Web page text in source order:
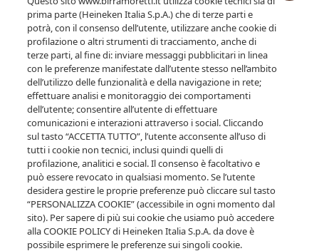
per accedere devi essere maggiorenne.
inserisci la tua data di nascita.
ENTRA
prima parte (Heineken Italia S.p.A.) che di terze parti e
potrà, con il consenso dell’utente, utilizzare anche cookie di
profilazione o altri strumenti di tracciamento, anche di
terze parti, al fine di: inviare messaggi pubblicitari in linea
con le preferenze manifestate dall’utente stesso nell’ambito
dell’utilizzo delle funzionalità e della navigazione in rete;
effettuare analisi e monitoraggio dei comportamenti
dell’utente; consentire all’utente di effettuare
comunicazioni e interazioni attraverso i social. Cliccando
sul tasto “ACCETTA TUTTO”, l’utente acconsente all’uso di
tutti i cookie non tecnici, inclusi quindi quelli di
profilazione, analitici e social. Il consenso è facoltativo e
può essere revocato in qualsiasi momento. Se l’utente
desidera gestire le proprie preferenze può cliccare sul tasto
“PERSONALIZZA COOKIE” (accessibile in ogni momento dal
sito). Per sapere di più sui cookie che usiamo può accedere
alla COOKIE POLICY di Heineken Italia S.p.A. da dove è
possibile esprimere le preferenze sui singoli cookie.